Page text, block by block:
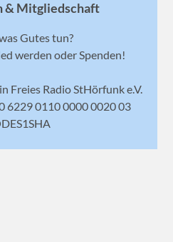
& Mitgliedschaft
Gutes tun?
werden oder Spenden!
Freies Radio StHörfunk e.V.
6229 0110 0000 0020 03